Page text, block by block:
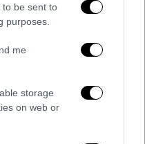
to be sent to
purposes.
me
storage
on web or
Ατλαντικού:
στο υποβρύχιο
του Τιτανικού
Θρίλερ με το
των